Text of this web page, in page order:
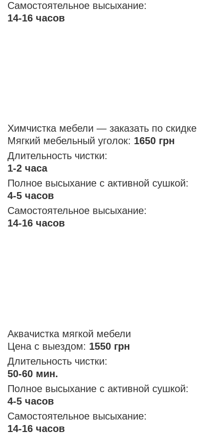
Самостоятельное высыхание:
14-16 часов
Химчистка мебели — заказать по скидке
Мягкий мебельный уголок: 1650 грн
Длительность чистки:
1-2 часа
Полное высыхание с активной сушкой:
4-5 часов
Самостоятельное высыхание:
14-16 часов
Аквачистка мягкой мебели
Цена с выездом: 1550 грн
Длительность чистки:
50-60 мин.
Полное высыхание с активной сушкой:
4-5 часов
Самостоятельное высыхание:
14-16 часов